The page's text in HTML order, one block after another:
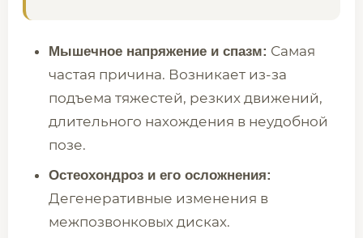
Мышечное напряжение и спазм: Самая
частая причина. Возникает из-за
подъема тяжестей, резких движений,
длительного нахождения в неудобной
позе.
Остеохондроз и его осложнения:
Дегенеративные изменения в
межпозвонковых дисках.